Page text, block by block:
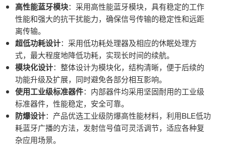
‌高性能蓝牙模块‌：采用高性能蓝牙模块，具有稳定的工作
性能和强大的抗干扰能力，确保信号传输的稳定性和远距
离传输。
超低功耗设计‌：采用低功耗处理器及相应的休眠处理方
式，最大程度地降低功耗，实现长时间的续航。
模块化设计‌：整体设计为模块化，结构清晰，便于后续的
功能升级及扩展，同时避免各部分相互影响。
使用工业级标准器件‌：内部器件均采用坚固耐用的工业级
标准器件，性能稳定，安全可靠。
防爆设计‌：产品优选工业级防爆高性能材料，利用BLE低功
耗蓝牙广播的方法，发射信号值可灵活调节，适应各种复
杂应用场景。